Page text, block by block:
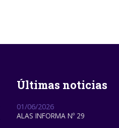
Últimas noticias
01/06/2026
ALAS INFORMA Nº 29